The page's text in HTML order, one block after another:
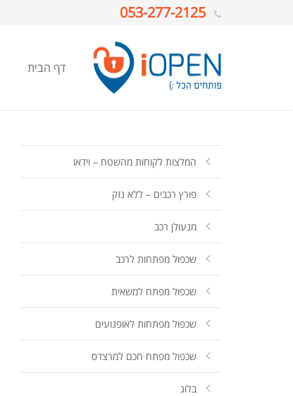
053-277-2125
דף הבית
המלצות לקוחות מהשטח – וידאו
פורץ רכבים – ללא נזק
מנעולן רכב
שכפול מפתחות לרכב
שכפול מפתח למשאית
שכפול מפתחות לאופנועים
שכפול מפתח חכם למרצדס
בלוג